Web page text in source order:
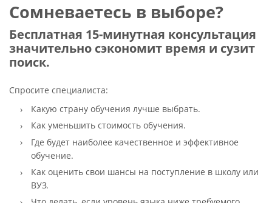
Сомневаетесь в выборе?
Бесплатная 15-минутная консультация
значительно сэкономит время и сузит
поиск.
Спросите специалиста:
Какую страну обучения лучше выбрать.
Как уменьшить стоимость обучения.
Где будет наиболее качественное и эффективное
обучение.
Как оценить свои шансы на поступление в школу или
ВУЗ.